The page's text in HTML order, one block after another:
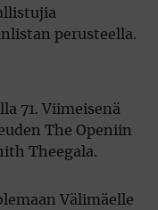
perusteella.
71. Viimeisenä
The Openiin
Theegala.
Välimäelle